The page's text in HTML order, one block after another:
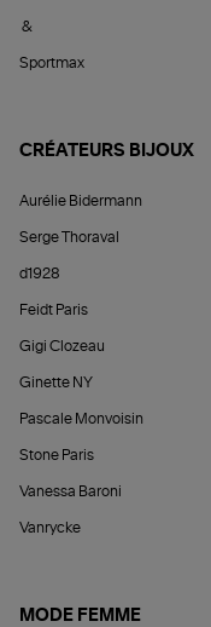
&
Sportmax
CRÉATEURS BIJOUX
Aurélie Bidermann
Serge Thoraval
d1928
Feidt Paris
Gigi Clozeau
Ginette NY
Pascale Monvoisin
Stone Paris
Vanessa Baroni
Vanrycke
MODE FEMME